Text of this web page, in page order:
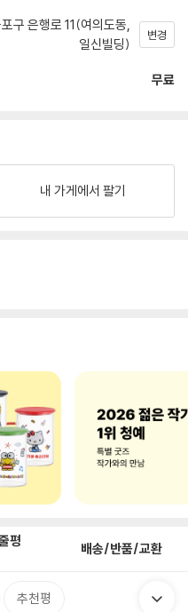
구 은행로 11(여의도동,
일신빌딩)
변경
무료
내 가게에서 팔기
평 배송/반품/교환
추천평